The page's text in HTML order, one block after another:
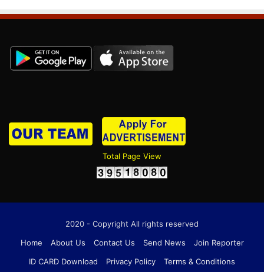
Total Page View
2020 - Copyright All rights reserved
Home
About Us Contact Us Send News
Join Reporter
ID CARD Download
Privacy Policy Terms & Conditions